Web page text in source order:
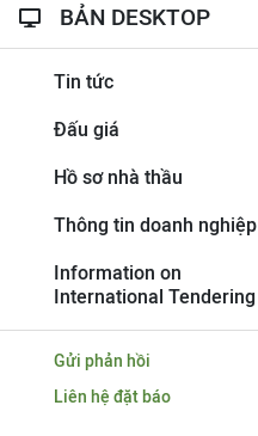
BẢN DESKTOP
Tin tức
Đấu giá
Hồ sơ nhà thầu
Thông tin doanh nghiệp
Information on
International Tendering
Gửi phản hồi
Liên hệ đặt báo